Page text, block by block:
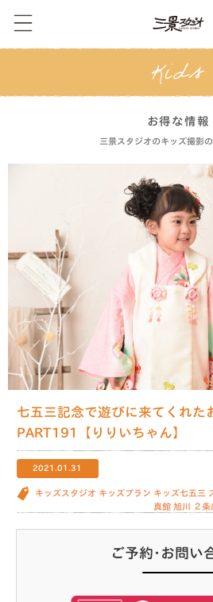
お得な情報
三景スタジオのキッズ撮影
七五三記念で遊びに来てくれた
PART191【りりいちゃん】
2021.01.31
キッズスタジオ キッズプラン キッズ七五三
真館 旭川 ２条
ご予約･お問い